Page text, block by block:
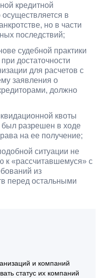
кредитной
осуществляется в
но в части
последствий;
судебной практики
достаточности
для расчетов с
заявления о
должно
квоты
разрешен в ходе
на ее получение;
ситуации не
к «рассчитавшемуся» с
из
перед остальными
и компаний
статус их компаний